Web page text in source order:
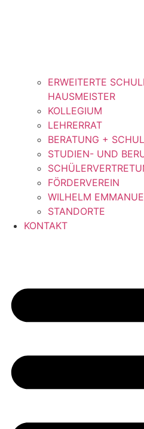
ERWEITERTE
HAUSMEISTER
KOLLEGIUM
LEHRERRAT
BERATUNG +
STUDIEN- UND
FÖRDERVEREIN
WILHELM
STANDORTE
KONTAKT